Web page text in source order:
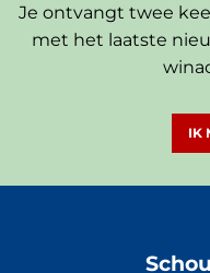
Je ontvangt twee
met het laatste
IK